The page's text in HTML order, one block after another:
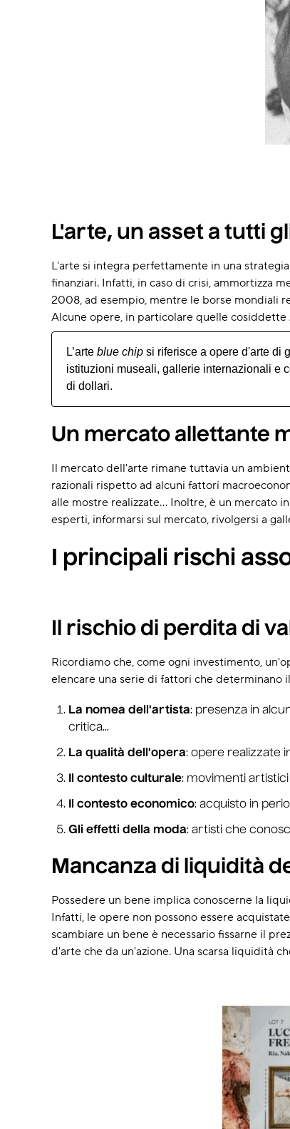
L'arte, un asset a tutti
L'arte si integra perfettamente in una
finanziari. Infatti, in caso di crisi, ammortizza
2008, ad esempio, mentre le borse mondiali
Alcune opere, in particolare quelle cosiddette
L’arte blue chip si riferisce a opere d'arte di
istituzioni museali, gallerie internazionali e
di dollari.
Un mercato allettante
Il mercato dell'arte rimane tuttavia un
razionali rispetto ad alcuni fattori
alle mostre realizzate... Inoltre, è un mercato
esperti, informarsi sul mercato, rivolgersi a
I principali rischi
Il rischio di perdita di
Ricordiamo che, come ogni investimento,
elencare una serie di fattori che determinano
La nomea dell'artista: presenza in
critica...
La qualità dell'opera: opere realizzate
Il contesto culturale: movimenti
Il contesto economico: acquisto in
Gli effetti della moda: artisti che
Mancanza di liquidità
Possedere un bene implica conoscerne la
Infatti, le opere non possono essere
scambiare un bene è necessario fissarne il
d'arte che da un'azione. Una scarsa liquidità